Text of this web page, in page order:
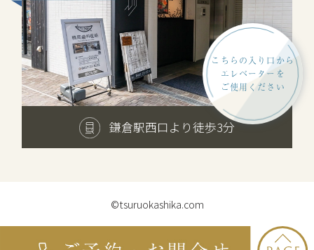
こちらの入り口から
エレベーターを
ご使用ください
鎌倉駅西口より徒歩3分
©tsuruokashika.com